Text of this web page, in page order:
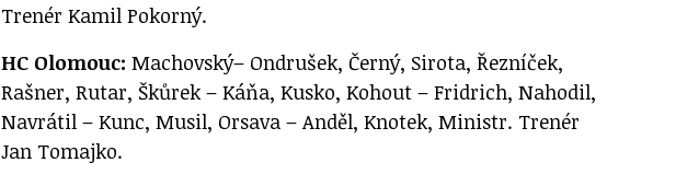
Trenér Kamil Pokorný.
HC Olomouc: Machovský– Ondrušek, Černý, Sirota, Řezníček,
Rašner, Rutar, Škůrek – Káňa, Kusko, Kohout – Fridrich, Nahodil,
Navrátil – Kunc, Musil, Orsava – Anděl, Knotek, Ministr. Trenér
Jan Tomajko.